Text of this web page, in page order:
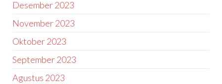
Desember 2023
November 2023
Oktober 2023
September 2023
Agustus 2023